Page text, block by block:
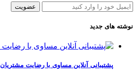
عضویت
نوشته های جدید
پشتیبانی آنلاین مساوی با رضایت مشتریان